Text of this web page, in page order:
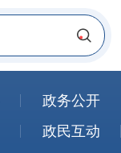
政务公开
政民互动